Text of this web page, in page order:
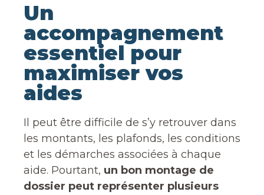
Un
accompagnement
essentiel pour
maximiser vos
aides
Il peut être difficile de s’y retrouver dans
les montants, les plafonds, les conditions
et les démarches associées à chaque
aide. Pourtant, un bon montage de
dossier peut représenter plusieurs